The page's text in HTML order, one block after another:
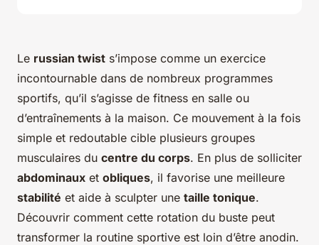
Le russian twist s’impose comme un exercice
incontournable dans de nombreux programmes
sportifs, qu’il s’agisse de fitness en salle ou
d’entraînements à la maison. Ce mouvement à la fois
simple et redoutable cible plusieurs groupes
musculaires du centre du corps. En plus de solliciter
abdominaux et obliques, il favorise une meilleure
stabilité et aide à sculpter une taille tonique.
Découvrir comment cette rotation du buste peut
transformer la routine sportive est loin d’être anodin.